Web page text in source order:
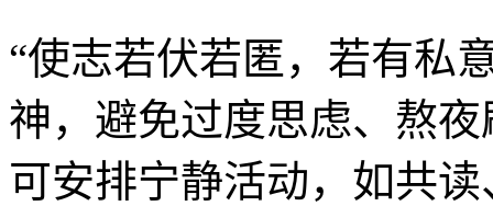
“使志若伏若匿，若有私
神，避免过度思虑、熬
可安排宁静活动，如共